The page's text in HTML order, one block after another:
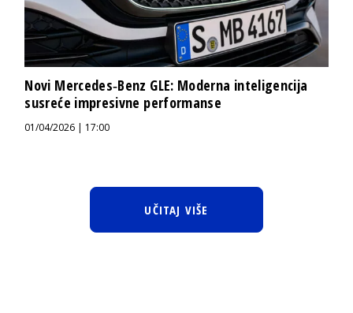
Novi Mercedes‑Benz GLE: Moderna inteligencija
susreće impresivne performanse
01/04/2026 | 17:00
UČITAJ VIŠE